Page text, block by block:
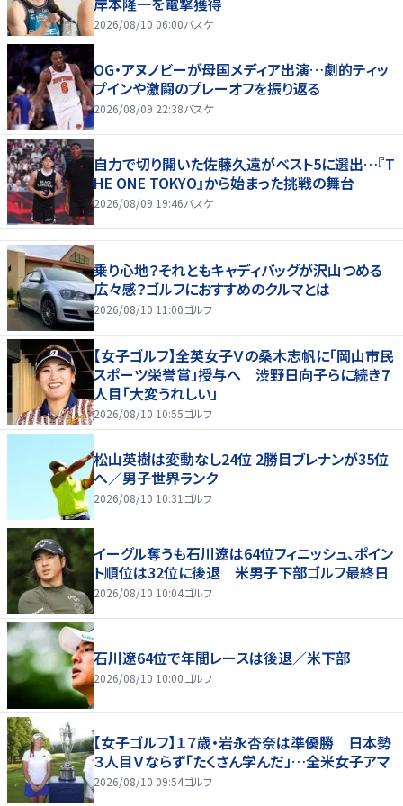
2026/08/10 06:00バスケ
OG・アヌノビーが母国メディア出演…劇的ティッ
プインや激闘のプレーオフを振り返る
2026/08/09 22:38バスケ
自力で切り開いた佐藤久遠がベスト5に選出…『T
HE ONE TOKYO』から始まった挑戦の舞台
2026/08/09 19:46バスケ
乗り心地？それともキャディバッグが沢山つめる
広々感？ゴルフにおすすめのクルマとは
2026/08/10 11:00ゴルフ
【女子ゴルフ】全英女子Ｖの桑木志帆に「岡山市民
スポーツ栄誉賞」授与へ 渋野日向子らに続き７
人目「大変うれしい」
2026/08/10 10:55ゴルフ
松山英樹は変動なし24位 2勝目ブレナンが35位
へ／男子世界ランク
2026/08/10 10:31 ゴルフ
イーグル奪うも石川遼は64位フィニッシュ、ポイン
ト順位は32位に後退 米男子下部ゴルフ最終日
2026/08/10 10:04ゴルフ
石川遼64位で年間レースは後退／米下部
2026/08/10 10:00ゴルフ
【女子ゴルフ】１７歳・岩永杏奈は準優勝 日本勢
３人目Ｖならず「たくさん学んだ」…全米女子アマ
2026/08/10 09:54ゴルフ